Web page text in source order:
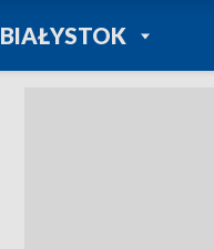
BIAŁYSTOKPOWRÓT DO
TVP REGIONY